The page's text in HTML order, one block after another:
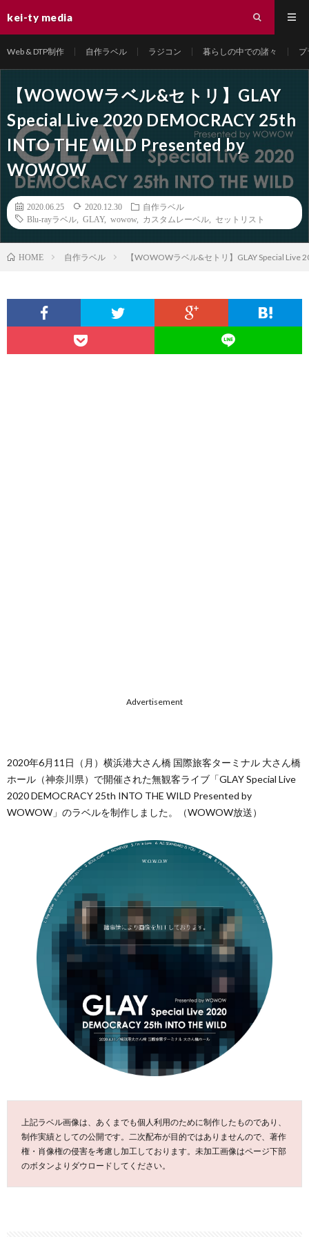
kei-ty media
Web & DTP制作 自作ラベル ラジコン 暮らしの中での諸々
【WOWOWラベル&セトリ】GLAY
Special Live 2020 DEMOCRACY 25th
INTO THE WILD Presented by
WOWOW
2020.06.25 2020.12.30
自作ラベル
Blu-rayラベル
GLAY, wowow, カスタムレーベル セットリスト
HOME 自作ラベル 【WOWOWラベル&セトリ】GLAY Special Live
Advertisement
2020年6月11日（月）横浜港大さん橋 国際旅客ターミナル 大さん橋
ホール（神奈川県）で開催された無観客ライブ「GLAY Special Live
2020 DEMOCRACY 25th INTO THE WILD Presented by
WOWOW」のラベルを制作しました。（WOWOW放送）
上記ラベル画像は、あくまでも個人利用のために制作したものであり、
制作実績としての公開です。二次配布が目的ではありませんので、著作
権・肖像権の侵害を考慮し加工しております。未加工画像はページ下部
のボタンよりダウロードしてください。